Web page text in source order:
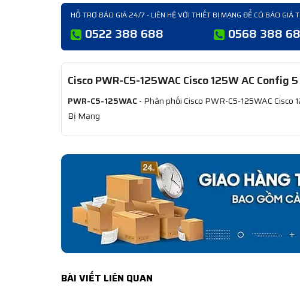
HỖ TRỢ BÁO GIÁ 24/7 - LIÊN HỆ VỚI THIẾT BỊ MẠNG ĐỂ CÓ BÁO
0522 388 688 0568 388
Cisco PWR-C5-125WAC Cisco 125W AC Config
PWR-C5-125WAC- Phân phối Cisco PWR-C5-125WAC
Bị Mạng
BÀI VIẾT LIÊN QUAN